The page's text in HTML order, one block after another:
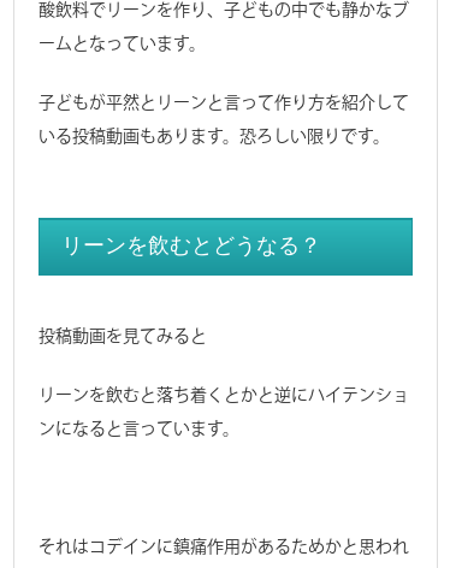
酸飲料でリーンを作り、子どもの中でも静かなブ
ームとなっています。
子どもが平然とリーンと言って作り方を紹介して
いる投稿動画もあります。恐ろしい限りです。
リーンを飲むとどうなる？
投稿動画を見てみると
リーンを飲むと落ち着くとかと逆にハイテンショ
ンになると言っています。
それはコデインに鎮痛作用があるためかと思われ